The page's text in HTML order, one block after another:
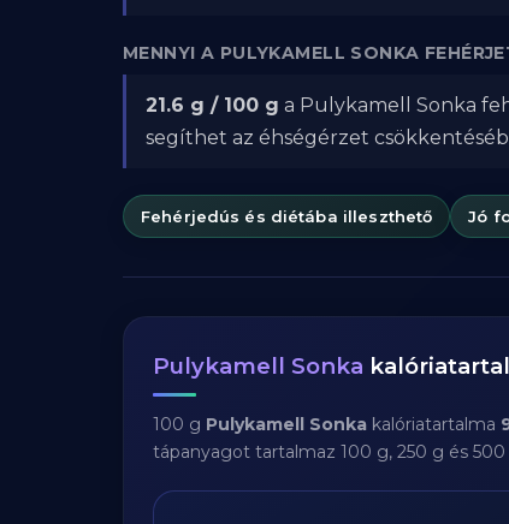
MENNYI A PULYKAMELL SONKA
21.6 g / 100 g a Pulykamell Sonka
segíthet az éhségérzet
Fehérjedús és diétába illeszthető Jó
Pulykamell Sonka
100 g Pulykamell Sonka kalóriatartalma
tápanyagot tartalmaz 100 g, 250 g és 500